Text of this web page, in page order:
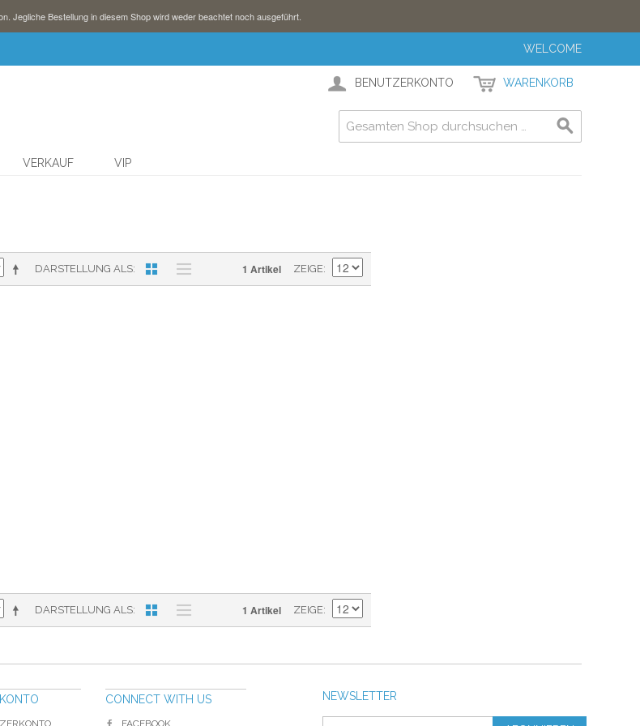
Jegliche Bestellung in diesem Shop wird weder beachtet noch ausgeführt.
WELCOME
BENUTZERKONTO WARENKORB
VERKAUF VIP
DARSTELLUNG ALS 1 Artikel ZEIGE
DARSTELLUNG ALS 1 Artikel ZEIGE
NEWSLETTER
CONNECT WITH US
FACEBOOK